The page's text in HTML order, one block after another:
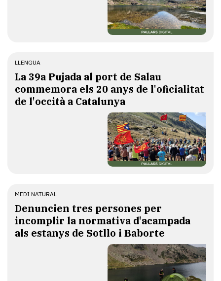
LLENGUA
​La 39a Pujada al port de Salau
commemora els 20 anys de l'oficialitat
de l'occità a Catalunya
MEDI NATURAL
Denuncien tres persones per
incomplir la normativa d'acampada
als estanys de Sotllo i Baborte